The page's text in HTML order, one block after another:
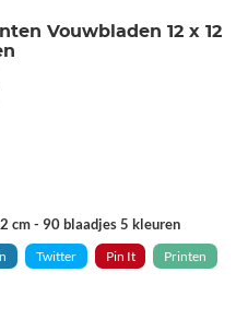
Vouwbladen 12 x 12
cm - 90 blaadjes 5 kleuren
Twitter Pin It Printen